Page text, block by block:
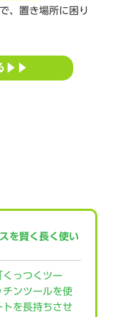
、置き場所に困り
▶▶
を賢く長く使い
くっつくツー
チンツールを使
を長持ちさせ